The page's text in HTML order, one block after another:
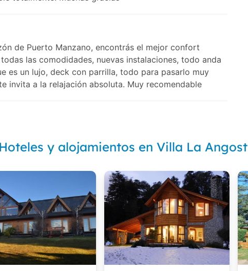
de Puerto Manzano, encontrás el mejor confort
las comodidades, nuevas instalaciones, todo anda
es un lujo, deck con parrilla, todo para pasarlo muy
invita a la relajación absoluta. Muy recomendable
Hoteles y alojamientos en Villa La